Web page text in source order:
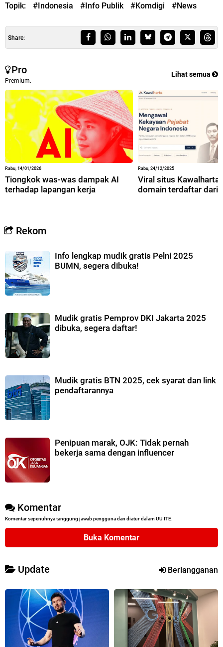
Topik: #Indonesia #Info Publik #Komdigi #News
Share:
Pro
Premium.
Lihat semua
Rabu, 14/01/2026
Tiongkok was-was dampak AI
terhadap lapangan kerja
Rabu, 24/12/2025
Viral situs
domain terdaftar dari
Rekom
Info lengkap mudik gratis Pelni 2025
BUMN, segera dibuka!
Mudik gratis Pemprov DKI Jakarta 2025
dibuka, segera daftar!
Mudik gratis BTN 2025, cek syarat dan link
pendaftarannya
Penipuan marak, OJK: Tidak pernah
bekerja sama dengan influencer
Komentar
Komentar sepenuhnya tanggung jawab pengguna dan diatur dalam UU ITE.
Buka Komentar
Update Berlangganan